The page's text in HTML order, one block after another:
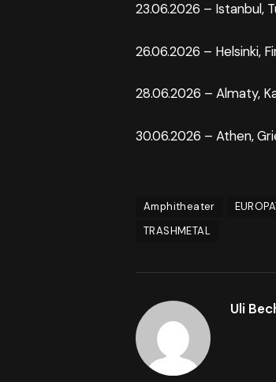
23.06.2026 – Istanbul,
26.06.2026 – Helsinki,
28.06.2026 – Almaty,
30.06.2026 – Athen,
Amphitheater
TRASHMETAL
Uli